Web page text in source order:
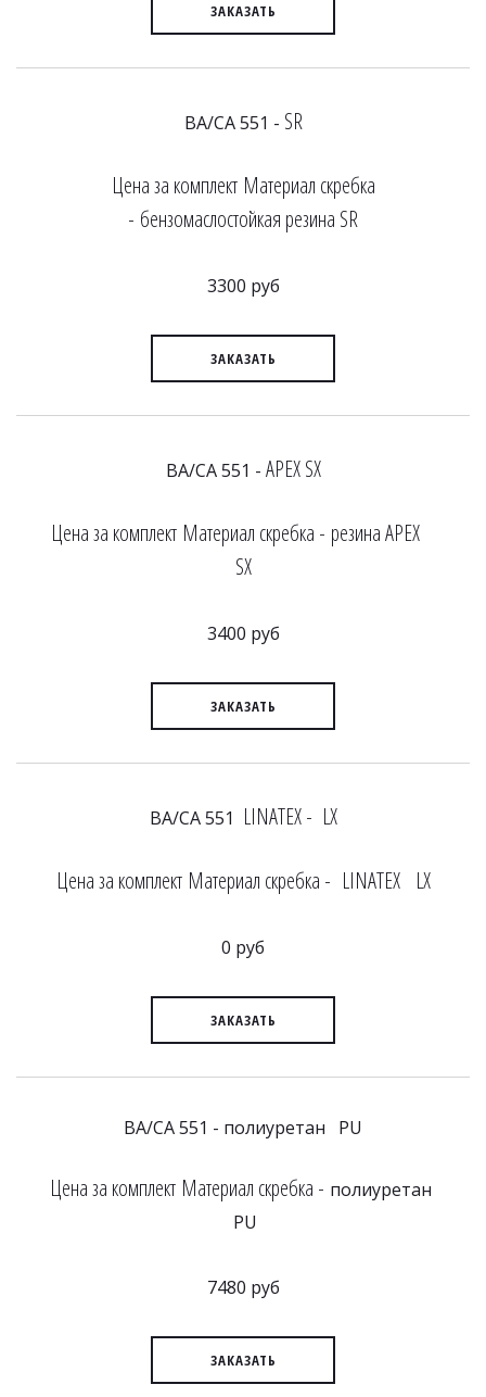
ЗАКАЗАТЬ
BA/CA 551 - SR
Цена за комплект Материал скребка
- бензомаслостойкая резина SR
3300 руб
ЗАКАЗАТЬ
BA/CA 551 - APEX SX
Цена за комплект Материал скребка - резина APEX
SX
3400 руб
ЗАКАЗАТЬ
BA/CA 551 LINATEX - LX
Цена за комплект Материал скребка - LINATEX LX
0 руб
ЗАКАЗАТЬ
BA/CA 551 - полиуретан PU
Цена за комплект Материал скребка - полиуретан
PU
7480 руб
ЗАКАЗАТЬ